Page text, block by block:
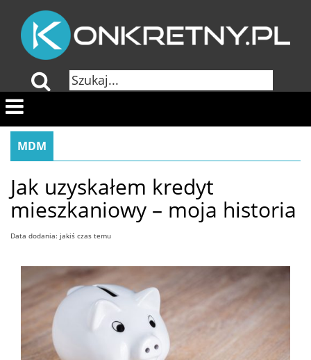
MDM
Jak uzyskałem kredyt
mieszkaniowy – moja historia
Data dodania: jakiś czas temu